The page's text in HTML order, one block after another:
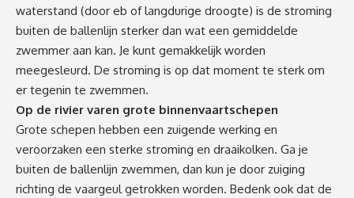
waterstand (door eb of langdurige droogte) is de stroming
buiten de ballenlijn sterker dan wat een gemiddelde
zwemmer aan kan. Je kunt gemakkelijk worden
meegesleurd. De stroming is op dat moment te sterk om
er tegenin te zwemmen.
Op de rivier varen grote binnenvaartschepen
Grote schepen hebben een zuigende werking en
veroorzaken een sterke stroming en draaikolken. Ga je
buiten de ballenlijn zwemmen, dan kun je door zuiging
richting de vaargeul getrokken worden. Bedenk ook dat de